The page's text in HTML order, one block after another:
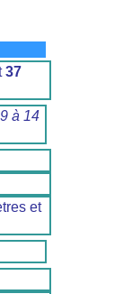
37
à 14
et